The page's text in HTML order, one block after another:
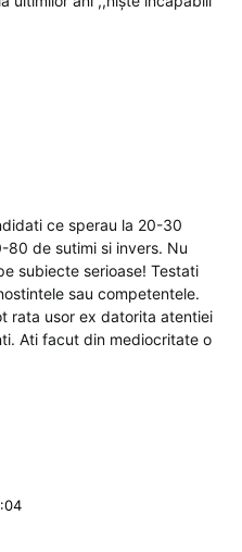
ce sperau la 20-30
80 de sutimi si invers. Nu
subiecte serioase! Testati
sau competentele.
rata usor ex datorita atentiei
Ati facut din mediocritate o